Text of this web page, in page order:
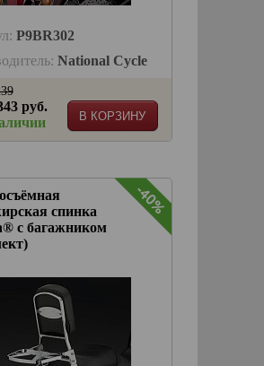
P9BR302
National Cycle
В КОРЗИНУ
руб.
спинка
с багажником
-40%